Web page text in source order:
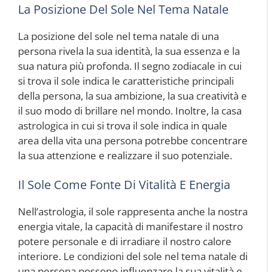
La Posizione Del Sole Nel Tema Natale
La posizione del sole nel tema natale di una
persona rivela la sua identità, la sua essenza e la
sua natura più profonda. Il segno zodiacale in cui
si trova il sole indica le caratteristiche principali
della persona, la sua ambizione, la sua creatività e
il suo modo di brillare nel mondo. Inoltre, la casa
astrologica in cui si trova il sole indica in quale
area della vita una persona potrebbe concentrare
la sua attenzione e realizzare il suo potenziale.
Il Sole Come Fonte Di Vitalità E Energia
Nell’astrologia, il sole rappresenta anche la nostra
energia vitale, la capacità di manifestare il nostro
potere personale e di irradiare il nostro calore
interiore. Le condizioni del sole nel tema natale di